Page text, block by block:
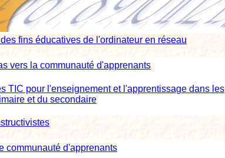
fins éducatives de l'ordinateur en réseau
vers la communauté d'apprenants
TIC pour l'enseignement et l'apprentissage dans les
et du secondaire
communauté d'apprenants